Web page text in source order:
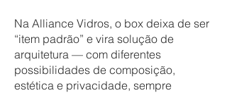
Na Alliance Vidros, o box deixa de ser
“item padrão” e vira solução de
arquitetura — com diferentes
possibilidades de composição,
estética e privacidade, sempre